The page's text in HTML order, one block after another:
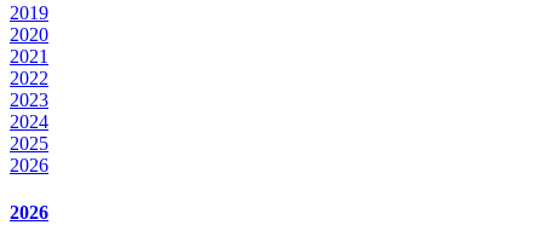
2019
2020
2021
2022
2023
2024
2025
2026
2026